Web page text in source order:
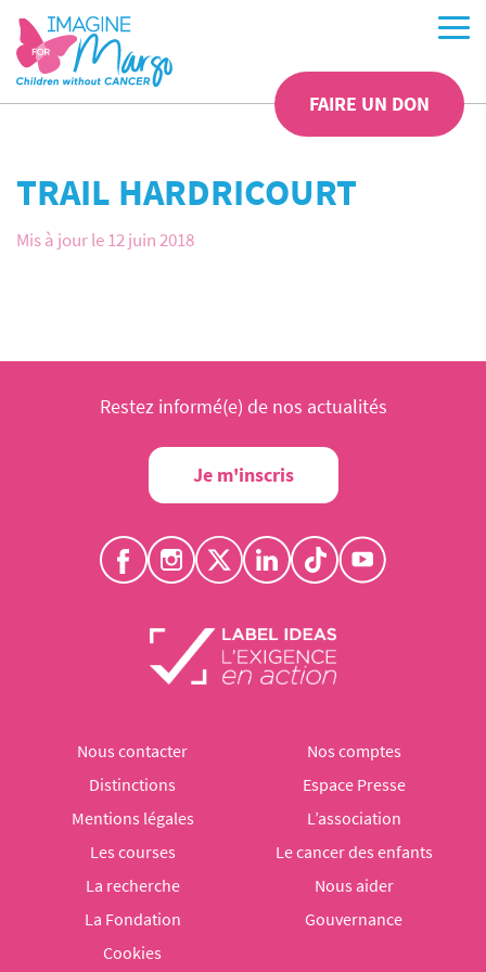
FAIRE UN DON
TRAIL HARDRICOURT
Mis à jour le 12 juin 2018
Restez informé(e) de nos actualités
Je m'inscris
Nous contacter
Nos comptes
Distinctions
Espace Presse
Mentions légales
L’association
Les courses
Le cancer des enfants
La recherche
Nous aider
La Fondation
Gouvernance
Cookies